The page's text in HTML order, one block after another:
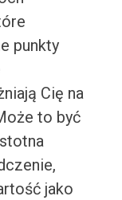
punkty
Cię na
to być
jako